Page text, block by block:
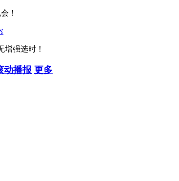
！
增强选时！
动播报 更多